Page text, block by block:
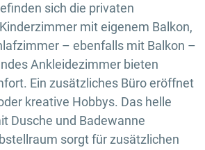
sich die privaten
mit eigenem Balkon,
– ebenfalls mit Balkon –
Ankleidezimmer bieten
Ein zusätzliches Büro eröffnet
kreative Hobbys. Das helle
Dusche und Badewanne
sorgt für zusätzlichen